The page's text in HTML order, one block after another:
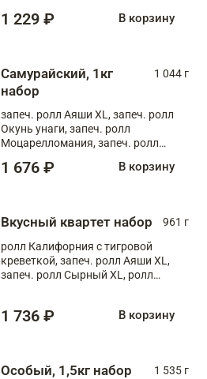
1 229 ₽ В корзину
Самурайский, 1кг
набор
1 044 г
запеч. ролл Аяши XL, запеч. ролл
Окунь унаги, запеч. ролл
Моцарелломания, запеч. ролл
1 676 ₽ В корзину
Вкусный квартет набор
961 г
ролл Калифорния с тигровой
креветкой, запеч. ролл Аяши XL,
запеч. ролл Сырный XL, ролл
1 736 ₽ В корзину
Особый, 1,5кг набор
1 535 г